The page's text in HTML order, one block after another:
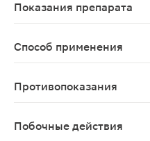
Показания препарата
Способ применения
Противопоказания
Побочные действия